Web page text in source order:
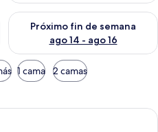
fin de semana ago 7 -
Próximo fin de semana
ago 14 - ago 16
Consulta la disponibilidad
1 cama 2 camas
Habitación de hotel con tres camas,